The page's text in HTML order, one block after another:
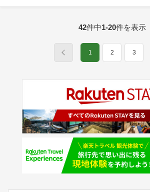
42件中1-20件を表示
1 2 3